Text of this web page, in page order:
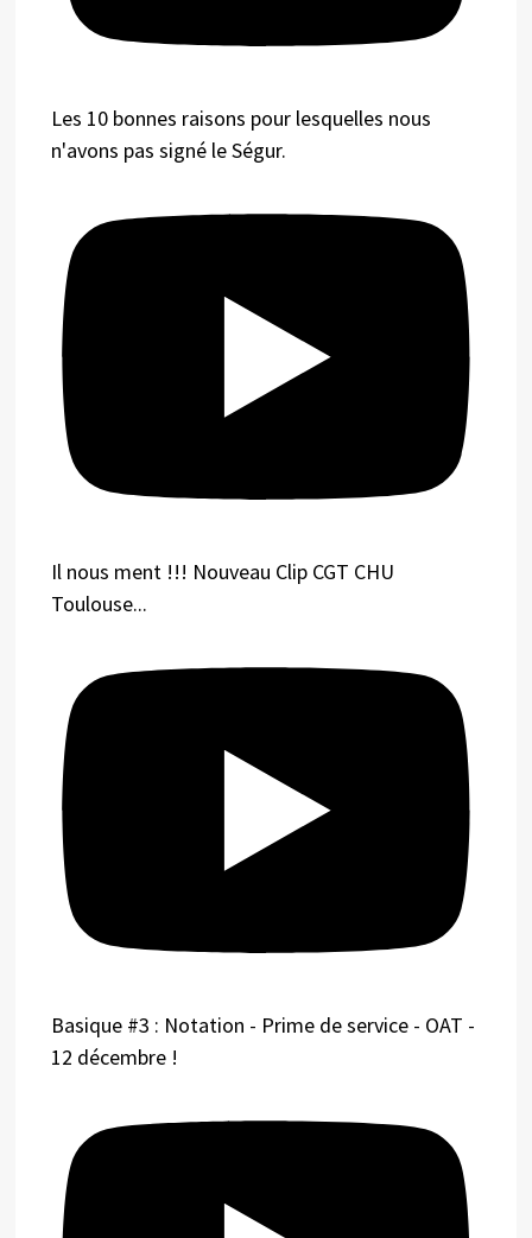
Les 10 bonnes raisons pour lesquelles nous
n'avons pas signé le Ségur.
Il nous ment !!! Nouveau Clip CGT CHU
Toulouse...
Basique #3 : Notation - Prime de service - OAT -
12 décembre !